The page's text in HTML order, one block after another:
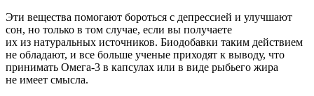
Эти вещества помогают бороться с депрессией и улучшают
сон, но только в том случае, если вы получаете
их из натуральных источников. Биодобавки таким действием
не обладают, и все больше ученые приходят к выводу, что
принимать Омега-3 в капсулах или в виде рыбьего жира
не имеет смысла.